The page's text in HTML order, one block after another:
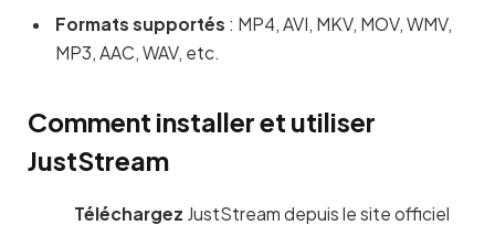
Formats supportés : MP4, AVI, MKV, MOV, WMV,
MP3, AAC, WAV, etc.
Comment installer et utiliser
JustStream
Téléchargez JustStream depuis le site officiel